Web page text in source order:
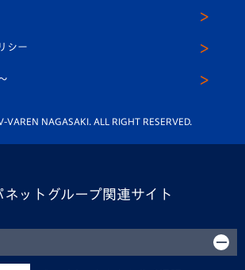
動
ンスタグラム
シー
NAGASAKI. ALL RIGHT RESERVED.
ネットグループ関連サイト